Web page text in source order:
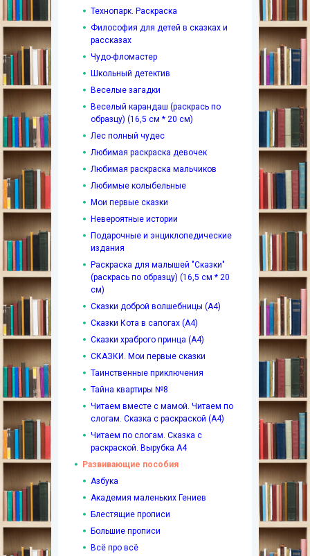
Технопарк. Раскраска
Философия для детей в сказках и
рассказах
Чудо-фломастер
Школьный детектив
Веселые загадки
Веселый карандаш (раскрась по
образцу) (16,5 см * 20 см)
Лес полный чудес
Любимая раскраска девочек
Любимая раскраска мальчиков
Любимые колыбельные
Мои первые сказки
Невероятные истории
Подарочные и энциклопедические
издания
Раскраска для малышей "Сказки"
(раскрась по образцу) (16,5 см * 20
см)
Сказки доброй волшебницы (А4)
Сказки Кота в сапогах (А4)
Сказки храброго принца (А4)
СКАЗКИ. Мои первые сказки
Таинственные приключения
Тайна квартиры №8
Читаем вместе с мамой. Читаем по
слогам. Сказка с раскраской (А4)
Читаем по слогам. Сказка с
раскраской. Вырубка А4
Развивающие пособия
Азбука
Академия маленьких Гениев
Блестящие прописи
Большие прописи
Всё про всё